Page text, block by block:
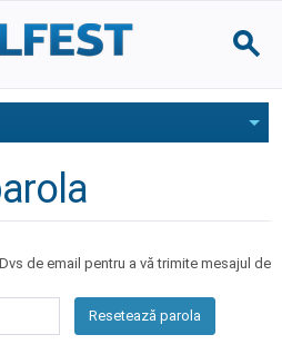
de email pentru a vă trimite mesajul de
Resetează parola